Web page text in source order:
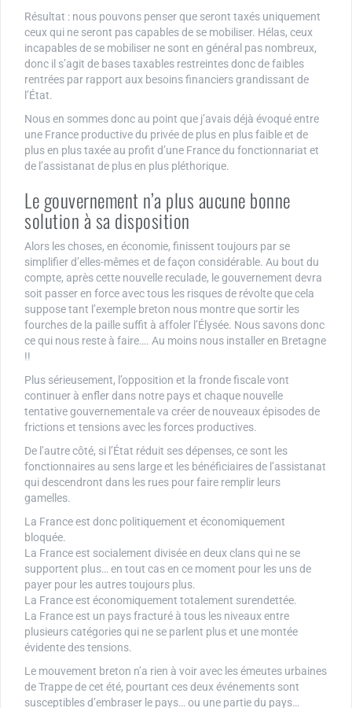
Résultat : nous pouvons penser que seront taxés uniquement
ceux qui ne seront pas capables de se mobiliser. Hélas, ceux
incapables de se mobiliser ne sont en général pas nombreux,
donc il s’agit de bases taxables restreintes donc de faibles
rentrées par rapport aux besoins financiers grandissant de
l’État.
Nous en sommes donc au point que j’avais déjà évoqué entre
une France productive du privée de plus en plus faible et de
plus en plus taxée au profit d’une France du fonctionnariat et
de l’assistanat de plus en plus pléthorique.
Le gouvernement n’a plus aucune bonne
solution à sa disposition
Alors les choses, en économie, finissent toujours par se
simplifier d’elles-mêmes et de façon considérable. Au bout du
compte, après cette nouvelle reculade, le gouvernement devra
soit passer en force avec tous les risques de révolte que cela
suppose tant l’exemple breton nous montre que sortir les
fourches de la paille suffit à affoler l’Élysée. Nous savons donc
ce qui nous reste à faire…. Au moins nous installer en Bretagne
!!
Plus sérieusement, l’opposition et la fronde fiscale vont
continuer à enfler dans notre pays et chaque nouvelle
tentative gouvernementale va créer de nouveaux épisodes de
frictions et tensions avec les forces productives.
De l’autre côté, si l’État réduit ses dépenses, ce sont les
fonctionnaires au sens large et les bénéficiaires de l’assistanat
qui descendront dans les rues pour faire remplir leurs
gamelles.
La France est donc politiquement et économiquement
bloquée.
La France est socialement divisée en deux clans qui ne se
supportent plus… en tout cas en ce moment pour les uns de
payer pour les autres toujours plus.
La France est économiquement totalement surendettée.
La France est un pays fracturé à tous les niveaux entre
plusieurs catégories qui ne se parlent plus et une montée
évidente des tensions.
Le mouvement breton n’a rien à voir avec les émeutes urbaines
de Trappe de cet été, pourtant ces deux événements sont
susceptibles d’embraser le pays… ou une partie du pays…